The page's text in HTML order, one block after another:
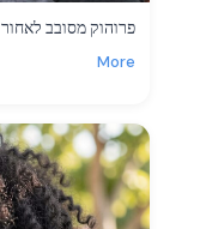
פרוהוק מסובב לאחור
More